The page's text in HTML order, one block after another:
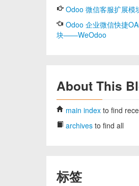
Odoo 微信客服扩展模
Odoo 企业微信快捷
块——WeOdoo
About This
main index to find
archives to find all
标签